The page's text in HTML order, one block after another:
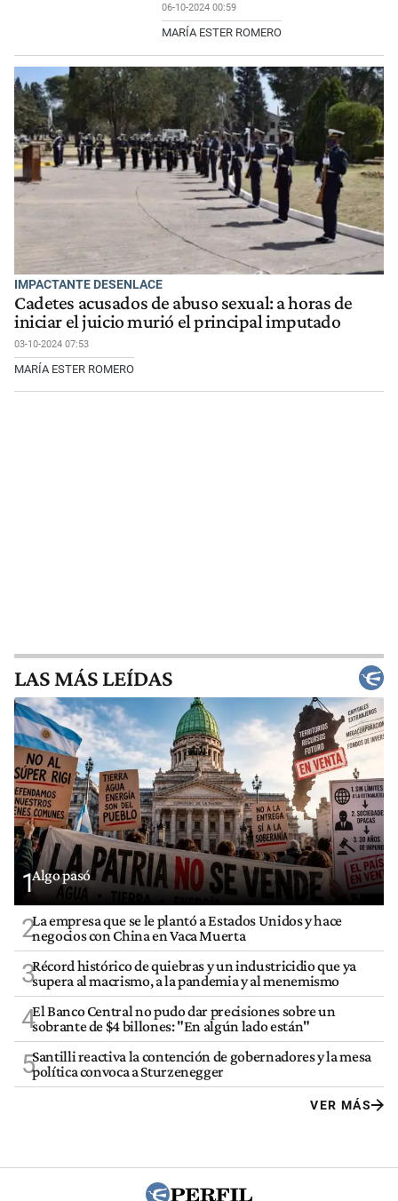
06-10-2024 00:59
MARÍA ESTER ROMERO
IMPACTANTE DESENLACE
Cadetes acusados de abuso sexual: a horas de
iniciar el juicio murió el principal imputado
03-10-2024 07:53
MARÍA ESTER ROMERO
LAS MÁS LEÍDAS
1Algo pasó
2La empresa que se le plantó a Estados Unidos y hace
negocios con China en Vaca Muerta
3Récord histórico de quiebras y un industricidio que ya
supera al macrismo, a la pandemia y al menemismo
4El Banco Central no pudo dar precisiones sobre un
sobrante de $4 billones: "En algún lado están"
5Santilli reactiva la contención de gobernadores y la mesa
política convoca a Sturzenegger
VER MÁS